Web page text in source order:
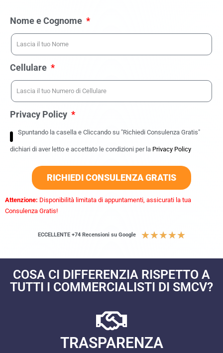
Nome e Cognome
Cellulare
Privacy Policy
Spuntando la casella e Cliccando su "Richiedi Consulenza Gratis"
dichiari di aver letto e accettato le condizioni per la Privacy Policy
RICHIEDI CONSULENZA GRATIS
Attenzione: Disponibilità limitata di appuntamenti, assicurati la tua
Consulenza Gratis!
ECCELLENTE +74 Recensioni su Google ★★★★★
COSA CI DIFFERENZIA RISPETTO A
TUTTI I COMMERCIALISTI DI SMCV?
TRASPARENZA